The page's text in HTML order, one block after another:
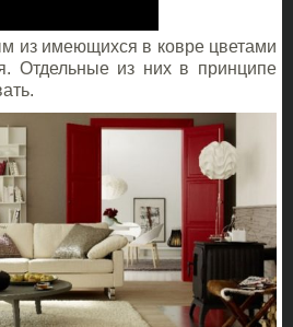
из имеющихся в ковре цветами
Отдельные из них в принципе